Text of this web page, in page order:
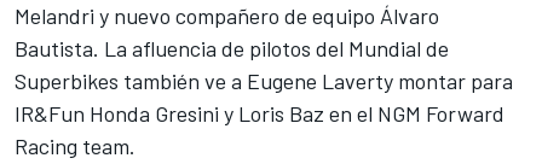
Melandri y nuevo compañero de equipo Álvaro
Bautista. La afluencia de pilotos del Mundial de
Superbikes también ve a Eugene Laverty montar para
IR&Fun Honda Gresini y Loris Baz en el NGM Forward
Racing team.